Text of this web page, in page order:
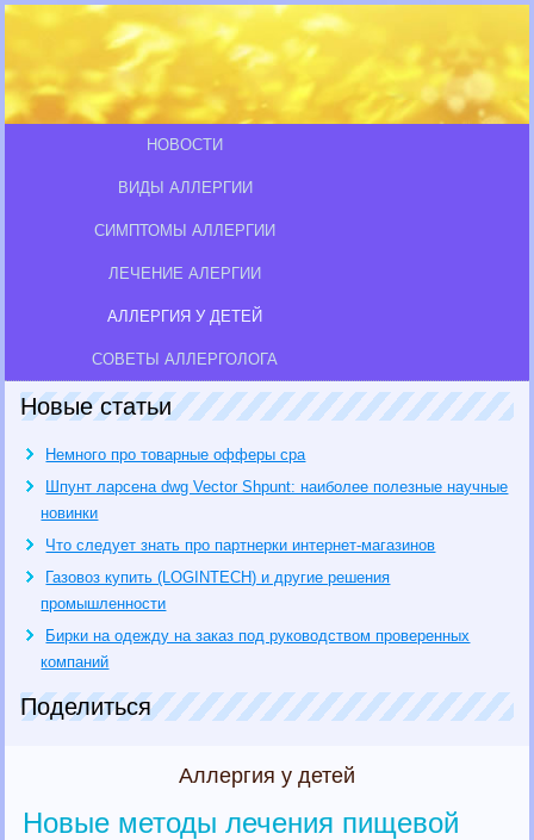
НОВОСТИ
ВИДЫ АЛЛЕРГИИ
СИМПТОМЫ АЛЛЕРГИИ
ЛЕЧЕНИЕ АЛЕРГИИ
АЛЛЕРГИЯ У ДЕТЕЙ
СОВЕТЫ АЛЛЕРГОЛОГА
Новые статьи
Немного про товарные офферы cpa
Шпунт ларсена dwg Vector Shpunt: наиболее полезные научные
новинки
Что следует знать про партнерки интернет-магазинов
Газовоз купить (LOGINTECH) и другие решения
промышленности
Бирки на одежду на заказ под руководством проверенных
компаний
Поделиться
Аллергия у детей
Новые методы лечения пищевой